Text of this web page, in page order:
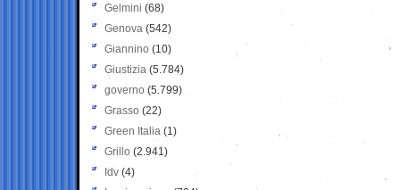
Gelmini (68)
Genova (542)
Giannino (10)
Giustizia (5.784)
governo (5.799)
Grasso (22)
Green Italia (1)
Grillo (2.941)
Idv (4)